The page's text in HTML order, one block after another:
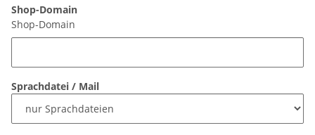
Shop-Domain
Shop-Domain
Sprachdatei / Mail